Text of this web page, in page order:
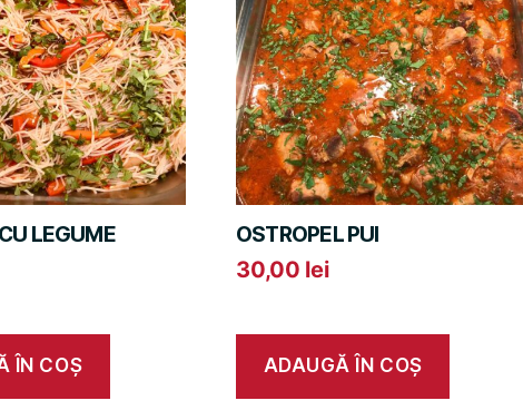
LEGUME
ÎN COȘ
OSTROPEL PUI
30,00 lei
ADAUGĂ ÎN COȘ